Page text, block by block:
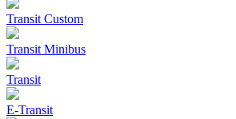
Transit Custom
Transit Minibus
Transit
E-Transit